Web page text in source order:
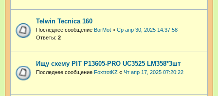
Telwin Tecnica 160
Последнее сообщение BorMot « Ср апр 30, 2025 14:37:58
Ответы: 2
Ищу схему PIT P13605-PRO UC3525 LM358*3шт
Последнее сообщение FoxtrotKZ « Чт апр 17, 2025 07:20:22